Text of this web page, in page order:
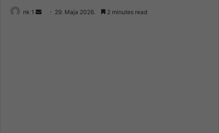
nk 1
Send 29. Maja 2026. 2 minutes read